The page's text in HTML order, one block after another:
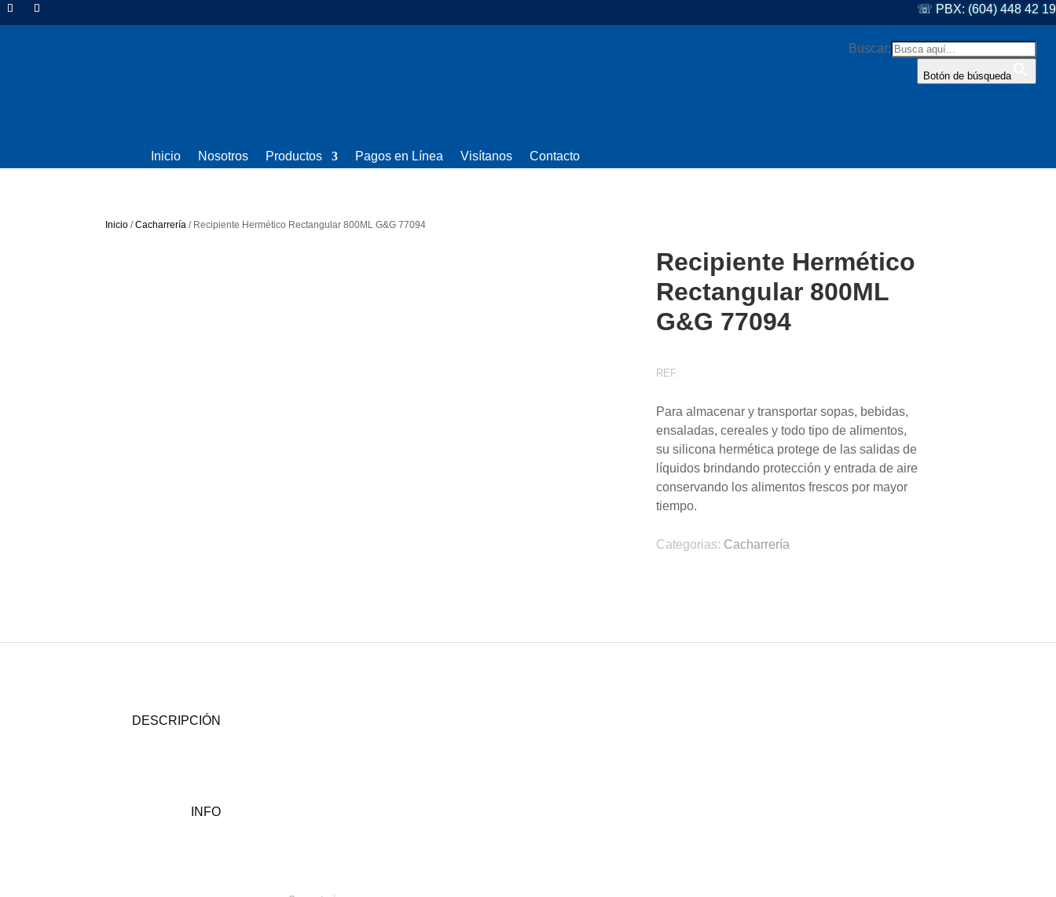
☏ PBX: (604) 448 42 19
Inicio Nosotros Productos Pagos en Línea Visítanos Contacto
Buscar:
Botón de búsqueda
Inicio /Cacharrería / Recipiente Hermético Rectangular 800ML G&G 77094
Recipiente Hermético
Rectangular 800ML
G&G 77094
REF:
Para almacenar y transportar sopas, bebidas,
ensaladas, cereales y todo tipo de alimentos,
su silicona hermética protege de las salidas de
líquidos brindando protección y entrada de aire
conservando los alimentos frescos por mayor
tiempo.
Categorias: Cacharrería
DESCRIPCIÓN
INFO